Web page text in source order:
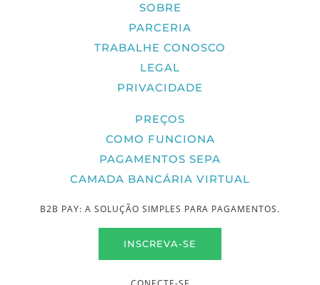
SOBRE
PARCERIA
TRABALHE CONOSCO
LEGAL
PRIVACIDADE
PREÇOS
COMO FUNCIONA
PAGAMENTOS SEPA
CAMADA BANCÁRIA VIRTUAL
B2B PAY: A SOLUÇÃO SIMPLES PARA PAGAMENTOS.
INSCREVA-SE